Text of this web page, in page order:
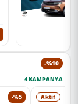
-%10
4 KAMPANYA
-%5 Aktif